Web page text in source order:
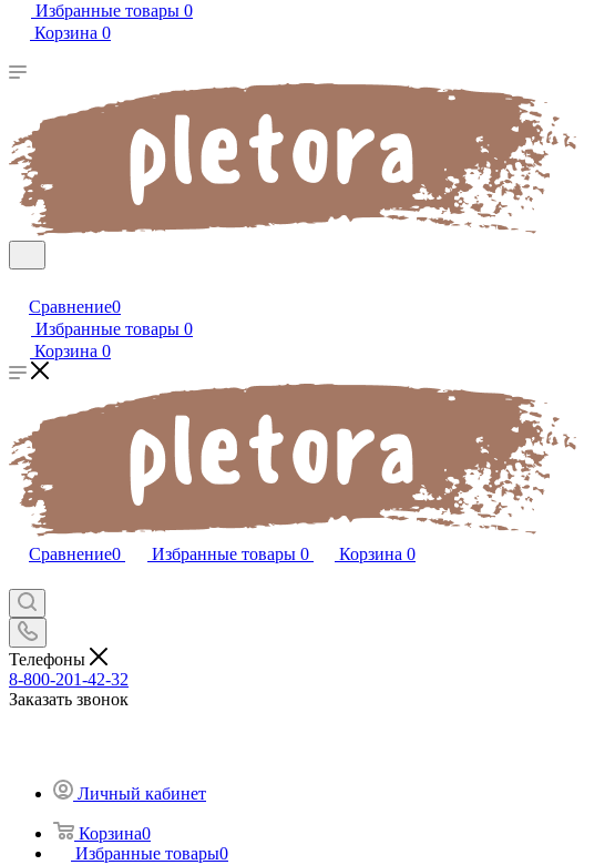
Избранные товары 0
Корзина 0
Сравнение0
Избранные товары 0
Корзина 0
Сравнение0 Избранные товары 0 Корзина 0
Телефоны
8-800-201-42-32
Заказать звонок
Личный кабинет
Корзина0
Избранные товары0